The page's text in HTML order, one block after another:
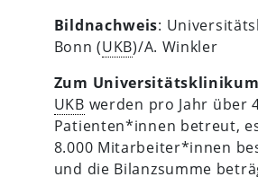
Bildnachweis:
Bonn (UKB)/A. Winkler
Zum
UKB werden pro Jahr über
Patienten*innen betreut,
8.000 Mitarbeiter*innen
und die Bilanzsumme